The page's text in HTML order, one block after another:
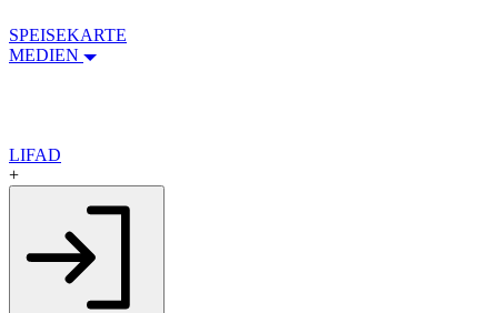
SPEISEKARTE
MEDIEN
LIFAD
+